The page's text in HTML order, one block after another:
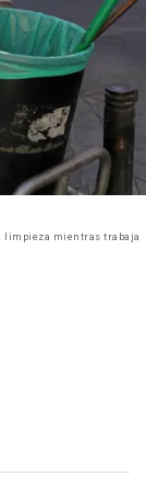
limpieza mientras trabaja